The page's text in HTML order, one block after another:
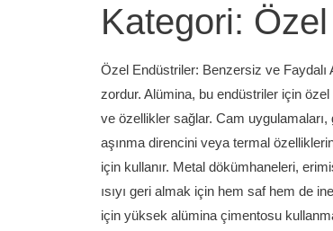
Kategori:
Özel Endüstriler: Benzersiz ve Faydalı
zordur. Alümina, bu endüstriler için
ve özellikler sağlar. Cam
aşınma direncini veya termal
için kullanır. Metal dökümhaneleri,
ısıyı geri almak için hem saf hem de
için yüksek alümina çimentosu